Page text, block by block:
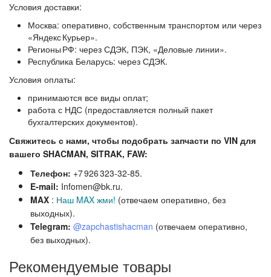
Условия доставки:
Москва: оперативно, собственным транспортом или через
«Яндекс Курьер».
Регионы РФ: через СДЭК, ПЭК, «Деловые линии».
Республика Беларусь: через СДЭК.
Условия оплаты:
принимаются все виды оплат;
работа с НДС (предоставляется полный пакет
бухгалтерских документов).
Свяжитесь с нами, чтобы подобрать запчасти по VIN для
вашего SHACMAN, SITRAK, FAW:
Телефон: +7 926 323‑32‑85.
E‑mail: Infomen@bk.ru.
MAX : Наш MAX жми! (отвечаем оперативно, без
выходных).
Telegram: @zapchastishacman (отвечаем оперативно,
без выходных).
Рекомендуемые товары